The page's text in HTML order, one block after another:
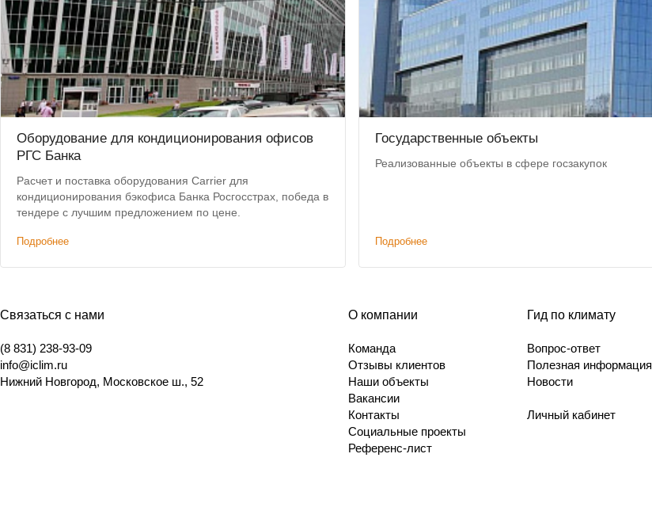
Оборудование для кондиционирования офисов
РГС Банка
Расчет и поставка оборудования Carrier для
кондиционирования бэкофиса Банка Росгосстрах, победа в
тендере с лучшим предложением по цене.
Подробнее
Государственные объекты
Реализованные объекты в сфере госзакупок
Подробнее
Связаться с нами
(8 831) 238-93-09
info@iclim.ru
Нижний Новгород, Московское ш., 52
О компании
Команда
Отзывы клиентов
Наши объекты
Вакансии
Контакты
Социальные проекты
Референс-лист
Гид по климату
Вопрос-ответ
Полезная информация
Новости
Личный кабинет